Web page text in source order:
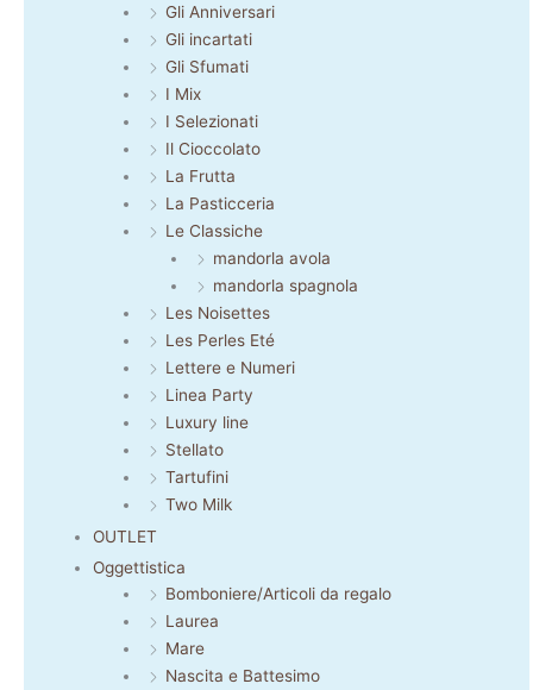
Gli Anniversari
Gli incartati
Gli Sfumati
I Mix
I Selezionati
Il Cioccolato
La Frutta
La Pasticceria
Le Classiche
mandorla avola
mandorla spagnola
Les Noisettes
Les Perles Eté
Lettere e Numeri
Linea Party
Luxury line
Stellato
Tartufini
Two Milk
OUTLET
Oggettistica
Bomboniere/Articoli da regalo
Laurea
Mare
Nascita e Battesimo